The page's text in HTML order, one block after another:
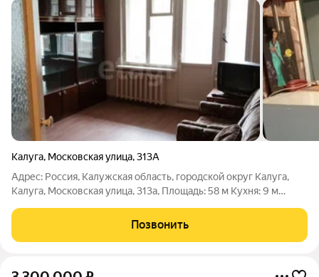
Калуга, Московская улица,313А
Адрес: Россия, Калужская область, городской округ Калуга,
Калуга, Московская улица, 313а, Площадь: 58 м Кухня: 9 м
(раздельный) Год постройки дома: 1983 Тип стен: Панельные
Наличие лифта: Есть
Позвонить